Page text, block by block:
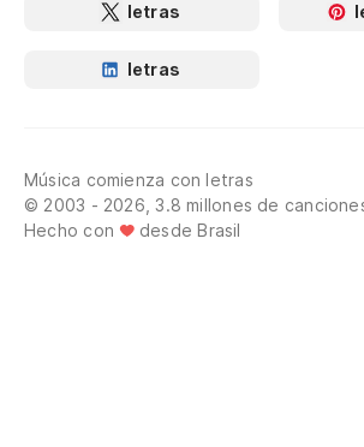
letras
letras
Música comienza con letras
© 2003 - 2026, 3.8 millones de
Hecho con
desde Brasil